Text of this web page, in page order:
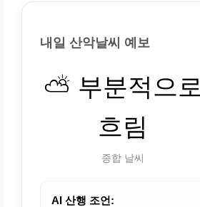
내일 산악날씨 예보
⛅ 부분적으로
흐림
종합 날씨
AI 산행 조언: